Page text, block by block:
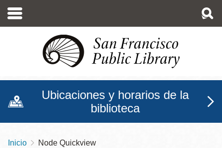
contenido
Ubicaciones y horarios de la
biblioteca
Inicio Node Quickview